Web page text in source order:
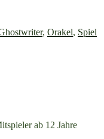
, Orakel, Spiel
ab 12 Jahre